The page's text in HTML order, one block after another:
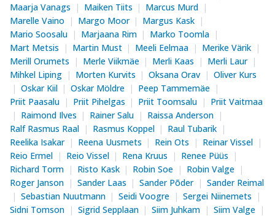
Maarja Vanags
Maiken Tiits
Marcus Murd
Marelle Vaino
Margo Moor
Margus Kask
Mario Soosalu
Marjaana Rim
Marko Toomla
Mart Metsis
Martin Must Meeli Eelmaa
Merike Värik
Merill Orumets
Merle Viikmäe Merli Kaas
Merli Laur
Mihkel Liping
Morten Kurvits Oksana Orav
Oliver Kurs
Oskar Kiil
Oskar Möldre
Peep Tammemäe
Priit Paasalu
Priit Pihelgas Priit Toomsalu
Priit Vaitmaa
Raimond Ilves
Rainer Salu
Raissa Anderson
Ralf Rasmus Raal
Rasmus Koppel
Raul Tubarik
Reelika Isakar
Reena Uusmets Rein Ots
Reinar Vissel
Reio Ermel
Reio Vissel Rena Kruus
Renee Püüs
Richard Torm
Risto Kask Robin Soe
Robin Valge
Roger Janson
Sander Laas Sander Põder
Sander Reimal
Sebastian Nuutmann
Seidi Voogre
Sergei Niinemets
Sidni Tomson
Sigrid Sepplaan Siim Juhkam
Siim Valge